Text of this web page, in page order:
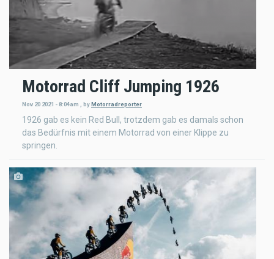
Motorrad Cliff Jumping 1926
Nov 20 2021 - 8:04am , byMotorradreporter
1926 gab es kein Red Bull, trotzdem gab es damals schon
das Bedürfnis mit einem Motorrad von einer Klippe zu
springen.